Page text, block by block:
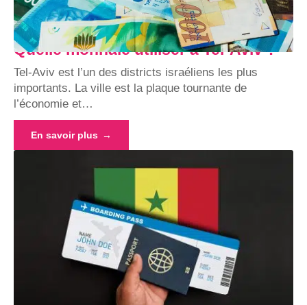
Quelle monnaie utiliser à Tel-Aviv ?
Tel-Aviv est l’un des districts israéliens les plus
importants. La ville est la plaque tournante de
l’économie et…
En savoir plus